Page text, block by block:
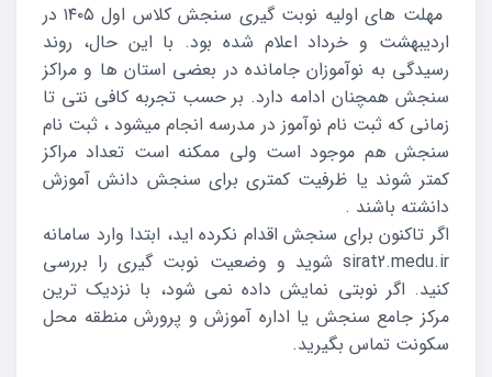
مهلت های اولیه نوبت گیری سنجش کلاس اول ۱۴۰۵ در
اردیبهشت و خرداد اعلام شده بود. با این حال، روند
رسیدگی به نوآموزان جامانده در بعضی استان ها و مراکز
سنجش همچنان ادامه دارد. بر حسب تجربه کافی نتی تا
زمانی که ثبت نام نوآموز در مدرسه انجام میشود ، ثبت نام
سنجش هم موجود است ولی ممکنه است تعداد مراکز
کمتر شوند یا ظرفیت کمتری برای سنجش دانش آموزش
دانشته باشند .
اگر تاکنون برای سنجش اقدام نکرده اید، ابتدا وارد سامانه
sirat2.medu.ir شوید و وضعیت نوبت گیری را بررسی
کنید. اگر نوبتی نمایش داده نمی شود، با نزدیک ترین
مرکز جامع سنجش یا اداره آموزش و پرورش منطقه محل
سکونت تماس بگیرید.